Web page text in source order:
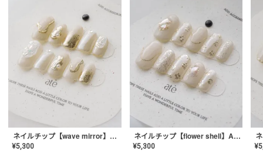
ネイルチップ【wave mirror】AE-CONA-04
¥5,300
ネイルチップ【flower shell】AE-CONA-03
¥5,300 ¥